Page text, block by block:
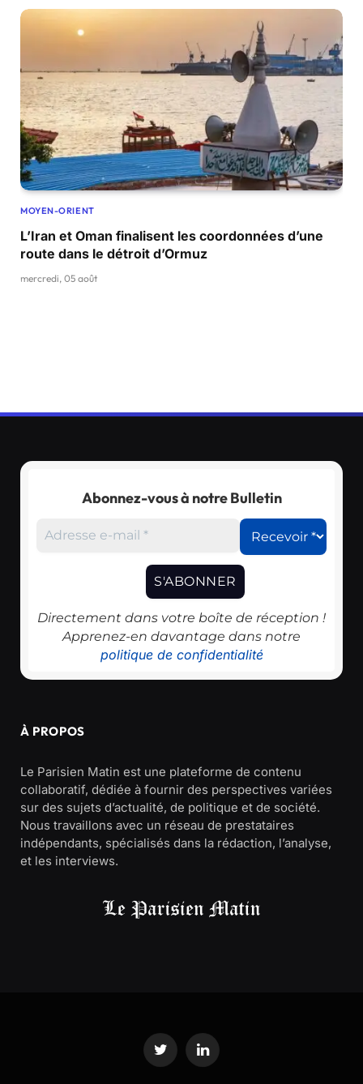
MOYEN-ORIENT
L’Iran et Oman finalisent les coordonnées d’une
route dans le détroit d’Ormuz
mercredi, 05 août
Abonnez-vous à notre Bulletin
Directement dans votre boîte de réception !
Apprenez-en davantage dans notre
politique de confidentialité
À PROPOS
Le Parisien Matin est une plateforme de contenu
collaboratif, dédiée à fournir des perspectives variées
sur des sujets d’actualité, de politique et de société.
Nous travaillons avec un réseau de prestataires
indépendants, spécialisés dans la rédaction, l’analyse,
et les interviews.
Twitter LinkedIn